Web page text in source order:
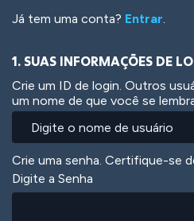
Já tem uma conta? Entrar.
1. SUAS INFORMAÇÕES DE
Crie um ID de login. Outros
um nome de que você se
Crie uma senha. Certifique-se
Digite a Senha